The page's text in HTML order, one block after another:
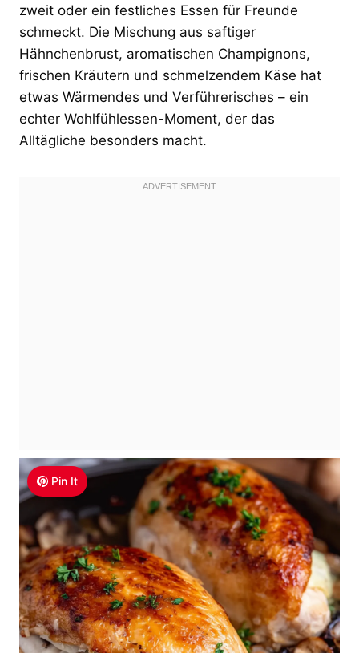
zweit oder ein festliches Essen für Freunde
schmeckt. Die Mischung aus saftiger
Hähnchenbrust, aromatischen Champignons,
frischen Kräutern und schmelzendem Käse hat
etwas Wärmendes und Verführerisches – ein
echter Wohlfühlessen-Moment, der das
Alltägliche besonders macht.
Pin It